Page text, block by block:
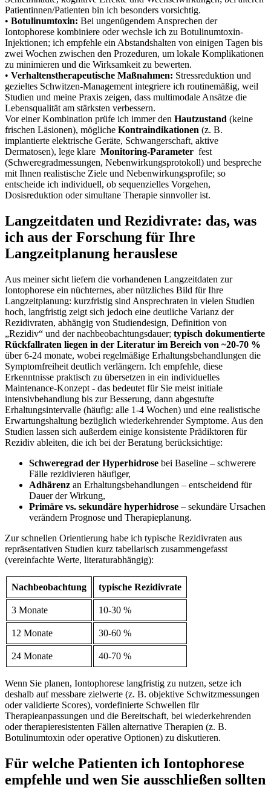
Patientinnen/Patienten bin‌ ich besonders vorsichtig.⁤
• Botulinumtoxin: Bei ungenügendem Ansprechen der
Iontophorese kombiniere oder wechsle ich ⁣zu Botulinumtoxin-
Injektionen; ich⁤ empfehle ein Abstandshalten ⁣von einigen ⁤Tagen bis
zwei Wochen zwischen den Prozeduren, um lokale Komplikationen
zu ​minimieren und‍ die Wirksamkeit zu bewerten.
•‍ Verhaltenstherapeutische Maßnahmen: Stressreduktion und
gezieltes Schwitzen-Management ​integriere ich routinemäßig, weil
Studien und meine Praxis zeigen,‌ dass multimodale Ansätze ⁤die​
Lebensqualität am stärksten verbessern.
Vor einer​ Kombination prüfe⁤ ich immer den⁣ Hautzustand (keine
frischen ⁢Läsionen), mögliche Kontraindikationen (z. B.
implantierte elektrische Geräte, Schwangerschaft, aktive
Dermatosen), lege ⁤klare ​ Monitoring‑Parameter ⁢ fest
(Schweregradmessungen, Nebenwirkungsprotokoll)‍ und bespreche
mit Ihnen realistische ‍Ziele und ‌Nebenwirkungsprofile; so
entscheide ich individuell, ‍ob sequenzielles Vorgehen,
Dosisreduktion oder simultane Therapie sinnvoller ist.
Langzeitdaten und Rezidivrate: das, was
ich aus ‍der ⁣Forschung für ⁢Ihre
Langzeitplanung herauslese
Aus ‌meiner⁤ sicht liefern die vorhandenen Langzeitdaten zur
Iontophorese ein nüchternes, aber nützliches Bild für Ihre⁤
Langzeitplanung: kurzfristig sind ‍Ansprechraten in ‍vielen Studien
⁢hoch, langfristig zeigt⁢ sich jedoch eine deutliche Varianz der
Rezidivraten, abhängig von​ Studiendesign, Definition von
„Rezidiv“ und der‍ nachbeobachtungsdauer; typisch dokumentierte
Rückfallraten‍ liegen in der Literatur im Bereich von ~20-70 %
über 6-24⁣ monate, wobei⁢ regelmäßige ⁢Erhaltungsbehandlungen die
Symptomfreiheit deutlich verlängern. Ich empfehle,⁢ diese
Erkenntnisse​ praktisch zu übersetzen ⁣in ein individuelles
Maintenance-Konzept -​ das bedeutet⁤ für‍ Sie meist⁣ initiale
intensivbehandlung⁤ bis zur⁤ Besserung, dann‌ abgestufte
⁢Erhaltungsintervalle (häufig: alle 1-4⁤ Wochen) und eine realistische
Erwartungshaltung‌ bezüglich wiederkehrender Symptome. Aus den
Studien lassen sich außerdem einige⁤ konsistente Prädiktoren für
Rezidiv ableiten, die ich‌ bei der Beratung berücksichtige:
Schweregrad ‍der ⁣Hyperhidrose bei⁣ Baseline – schwerere
Fälle ‌rezidivieren häufiger,
Adhärenz an Erhaltungsbehandlungen – entscheidend für
Dauer⁣ der ‍Wirkung,
Primäre vs. ​sekundäre hyperhidrose – sekundäre Ursachen
verändern Prognose und Therapieplanung.
Zur schnellen Orientierung ⁢habe ich typische Rezidivraten aus
repräsentativen‌ Studien kurz tabellarisch zusammengefasst
(vereinfachte ⁢Werte, literaturabhängig):
Nachbeobachtung typische Rezidivrate
3 Monate 10-30⁤ %
12 Monate 30-60 %
24 ‌Monate 40-70 %
Wenn Sie ‍planen, Iontophorese ⁣langfristig zu nutzen, setze ich
deshalb auf messbare zielwerte ​(z.‍ B. objektive Schwitzmessungen
oder⁢ validierte Scores), vordefinierte Schwellen für
Therapieanpassungen und die‍ Bereitschaft, bei ​wiederkehrenden
oder therapieresistenten ⁤Fällen​ alternative Therapien (z. B.
Botulinumtoxin oder operative Optionen) zu ⁤diskutieren.
Für welche Patienten ich⁣ Iontophorese
empfehle ​und wen‍ Sie ausschließen ​sollten